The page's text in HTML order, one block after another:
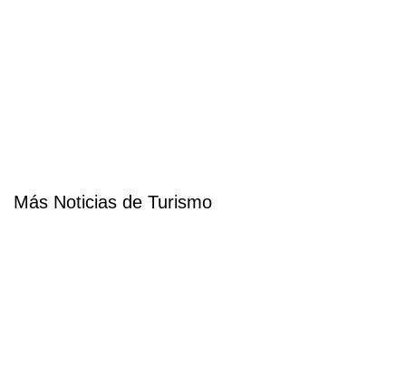
Más Noticias de Turismo